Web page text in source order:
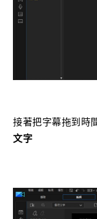
接著把字幕拖到時
文字